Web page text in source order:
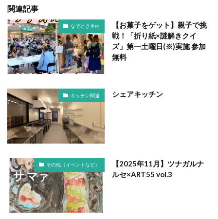
関連記事
なぞとき企画
【お菓子をゲット】親子で挑
戦！「折り紙×謎解きクイ
ズ」第一土曜日(※)実施 参加
無料
キッチン関連 シェアキッチン
その他（イベントなど）
【2025年11月】ツナガルナ
ルセ×ART55 vol.3